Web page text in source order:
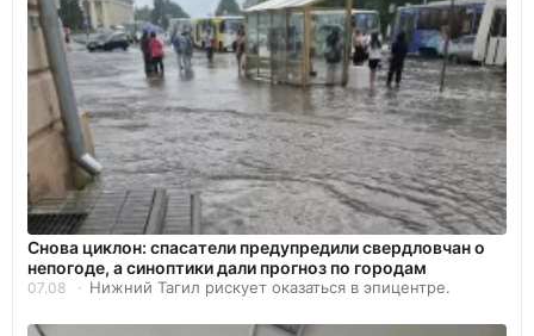
Снова циклон: спасатели предупредили свердловчан о
непогоде, а синоптики дали прогноз по городам
07.08 Нижний Тагил рискует оказаться в эпицентре.